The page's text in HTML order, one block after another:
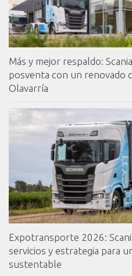
Más y mejor respaldo:
posventa con un renovado
Olavarría
Expotransporte 2026:
servicios y estrategia para
sustentable